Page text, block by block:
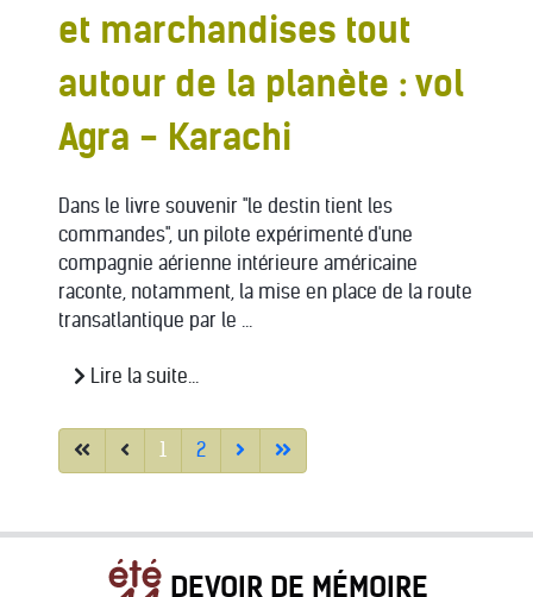
et marchandises tout
autour de la planète : vol
Agra - Karachi
Dans le livre souvenir "le destin tient les
commandes", un pilote expérimenté d'une
compagnie aérienne intérieure américaine
raconte, notamment, la mise en place de la route
transatlantique par le ...
Lire la suite...
1 2
DEVOIR DE MÉMOIRE